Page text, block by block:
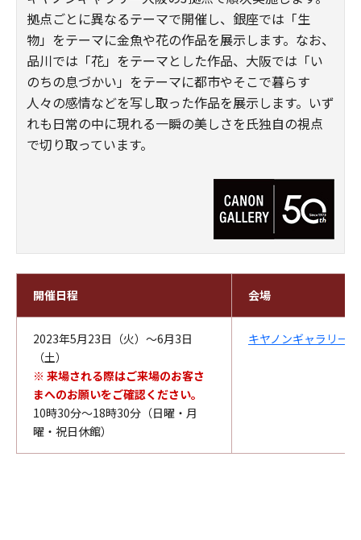
拠点ごとに異なるテーマで開催し、銀座では「生
物」をテーマに金魚や花の作品を展示します。なお、
品川では「花」をテーマとした作品、大阪では「い
のちの息づかい」をテーマに都市やそこで暮らす
人々の感情などを写し取った作品を展示します。いず
れも日常の中に現れる一瞬の美しさを氏独自の視点
で切り取っています。
開催日程 会場
2023年5月23日（火）～6月3日
（土）
※ 来場される際はご来場のお客さ
まへのお願いをご確認ください。
10時30分～18時30分（日曜・月
曜・祝日休館）
キヤノンギャラリー